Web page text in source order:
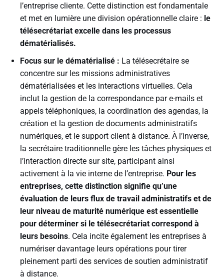
l’entreprise cliente. Cette distinction est fondamentale
et met en lumière une division opérationnelle claire : le
télésecrétariat excelle dans les processus
dématérialisés.
Focus sur le dématérialisé : La télésecrétaire se
concentre sur les missions administratives
dématérialisées et les interactions virtuelles. Cela
inclut la gestion de la correspondance par e-mails et
appels téléphoniques, la coordination des agendas, la
création et la gestion de documents administratifs
numériques, et le support client à distance. À l’inverse,
la secrétaire traditionnelle gère les tâches physiques et
l’interaction directe sur site, participant ainsi
activement à la vie interne de l’entreprise. Pour les
entreprises, cette distinction signifie qu’une
évaluation de leurs flux de travail administratifs et de
leur niveau de maturité numérique est essentielle
pour déterminer si le télésecrétariat correspond à
leurs besoins. Cela incite également les entreprises à
numériser davantage leurs opérations pour tirer
pleinement parti des services de soutien administratif
à distance.